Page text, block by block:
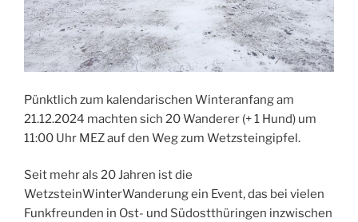
Pünktlich zum kalendarischen Winteranfang am
21.12.2024 machten sich 20 Wanderer (+ 1 Hund) um
11:00 Uhr MEZ auf den Weg zum Wetzsteingipfel.
Seit mehr als 20 Jahren ist die
WetzsteinWinterWanderung ein Event, das bei vielen
Funkfreunden in Ost- und Südostthüringen inzwischen